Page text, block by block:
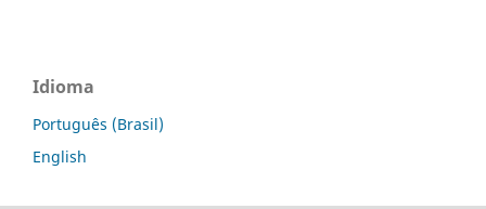
Idioma
Português (Brasil)
English